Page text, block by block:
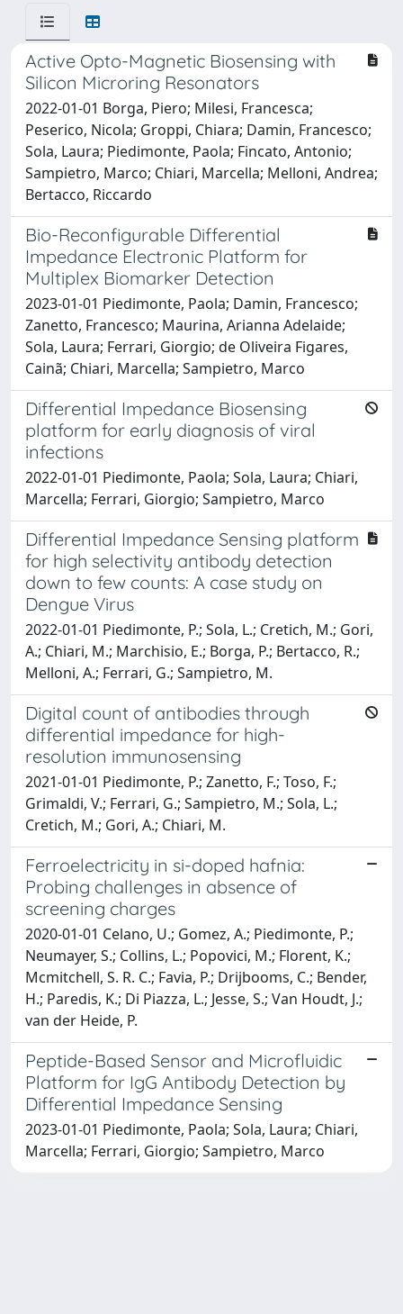
Active Opto-Magnetic Biosensing with
Silicon Microring Resonators
2022-01-01 Borga, Piero; Milesi, Francesca;
Peserico, Nicola; Groppi, Chiara; Damin, Francesco;
Sola, Laura; Piedimonte, Paola; Fincato, Antonio;
Sampietro, Marco; Chiari, Marcella; Melloni, Andrea;
Bertacco, Riccardo
Bio-Reconfigurable Differential
Impedance Electronic Platform for
Multiplex Biomarker Detection
2023-01-01 Piedimonte, Paola; Damin, Francesco;
Zanetto, Francesco; Maurina, Arianna Adelaide;
Sola, Laura; Ferrari, Giorgio; de Oliveira Figares,
Cainã; Chiari, Marcella; Sampietro, Marco
Differential Impedance Biosensing
platform for early diagnosis of viral
infections
2022-01-01 Piedimonte, Paola; Sola, Laura; Chiari,
Marcella; Ferrari, Giorgio; Sampietro, Marco
Differential Impedance Sensing platform
for high selectivity antibody detection
down to few counts: A case study on
Dengue Virus
2022-01-01 Piedimonte, P.; Sola, L.; Cretich, M.; Gori,
A.; Chiari, M.; Marchisio, E.; Borga, P.; Bertacco, R.;
Melloni, A.; Ferrari, G.; Sampietro, M.
Digital count of antibodies through
differential impedance for high-
resolution immunosensing
2021-01-01 Piedimonte, P.; Zanetto, F.; Toso, F.;
Grimaldi, V.; Ferrari, G.; Sampietro, M.; Sola, L.;
Cretich, M.; Gori, A.; Chiari, M.
Ferroelectricity in si-doped hafnia:
Probing challenges in absence of
screening charges
2020-01-01 Celano, U.; Gomez, A.; Piedimonte, P.;
Neumayer, S.; Collins, L.; Popovici, M.; Florent, K.;
Mcmitchell, S. R. C.; Favia, P.; Drijbooms, C.; Bender,
H.; Paredis, K.; Di Piazza, L.; Jesse, S.; Van Houdt, J.;
van der Heide, P.
Peptide-Based Sensor and Microfluidic
Platform for IgG Antibody Detection by
Differential Impedance Sensing
2023-01-01 Piedimonte, Paola; Sola, Laura; Chiari,
Marcella; Ferrari, Giorgio; Sampietro, Marco